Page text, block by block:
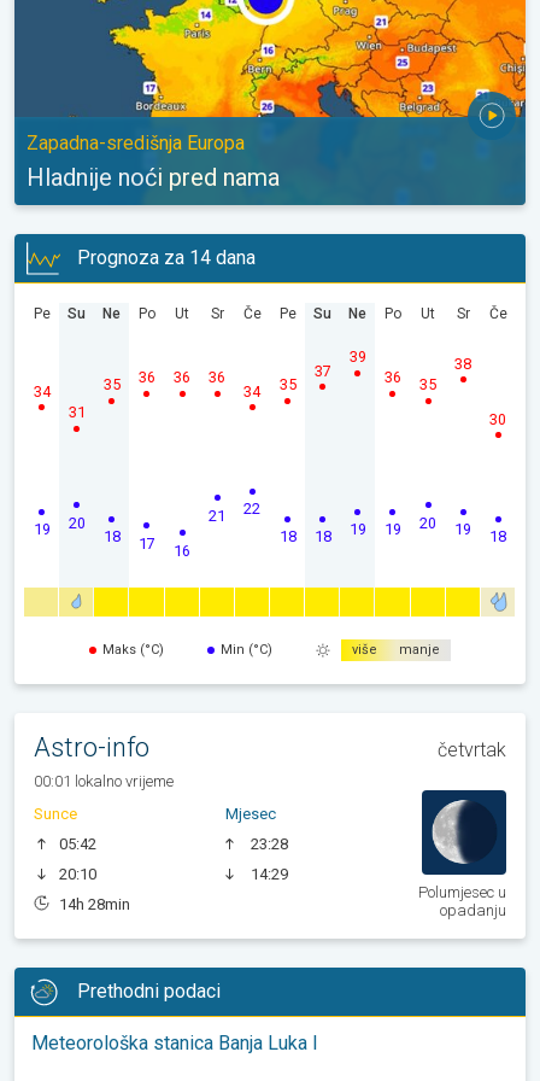
Zapadna-središnja Europa
Hladnije noći pred nama
Prognoza za 14 dana
Pe
19
34
Su
20
31
Ne
18
35
Po
17
36
Ut
16
36
Sr
21
36
Če
22
34
Pe
18
35
Su
18
37
Ne
19
39
Po
19
36
Ut
20
35
Sr
19
38
Če
18
30
Maks (°C) Min (°C) više manje
Astro-info četvrtak
00:01 lokalno vrijeme
Sunce
05:42
20:10
14h 28min
Mjesec
23:28
14:29
Polumjesec u
opadanju
Prethodni podaci
Meteorološka stanica Banja Luka I